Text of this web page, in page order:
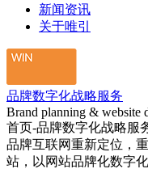
新闻资讯
关于唯引
品牌数字化战略服务
Brand planning & website
首页-品牌数字化战略服
品牌互联网重新定位，
站，以网站品牌化数字